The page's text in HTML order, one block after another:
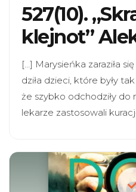
527(10).
klejnot”
[…] Mary­sień­ka zara­ziła
dzi­ła dzie­ci, które były
że szyb­ko odcho­dziły do
leka­rze zasto­so­wali